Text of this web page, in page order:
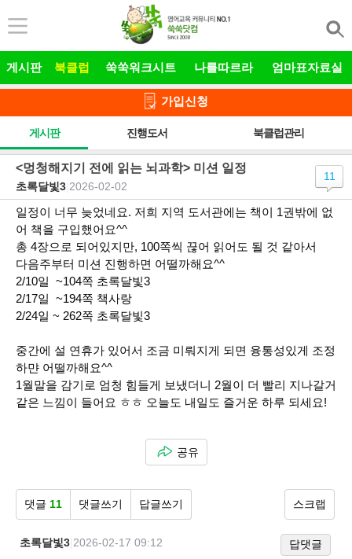
게시판 북클럽 쑥쑥워크시트 나를따르라 엄마표자료실
가입신청
게시판 진행도서 북클럽관리
<멍청해지기 전에 읽는 뇌과학> 미션 일정
초록달빛3 2026-02-02
11
일정이 너무 늦었네요. 저희 지역 도서관에는 책이 1권밖에 없
어 책을 구입했어요^^
총 4장으로 되어있지만, 100쪽씩 끊어 읽어도 될 것 같아서
다음주부터 미션 진행하면 어떨까해요^^
2/10일 ~104쪽 초록달빛3
2/17일 ~194쪽 책사랑
2/24일 ~ 262쪽 초록달빛3
중간에 설 연휴가 있어서 조금 미뤄지게 되면 융통성있게 조정
하먄 어떨까해요^^
1월말을 감기로 엄청 힘들게 보냈더니 2월이 더 빨리 지나갈거
같은 느낌이 들어요 ㅎㅎ 오늘도 내일도 즐거운 하루 되세요!
공유
댓글 11 댓글쓰기 답글쓰기 스크랩
초록달빛3 2026-02-17 09:12
답댓글